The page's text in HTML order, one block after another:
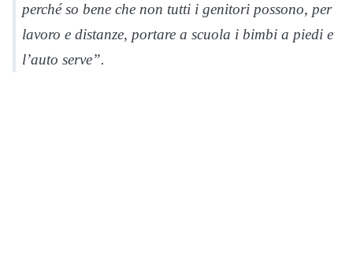
perché so bene che non tutti i genitori possono, per
lavoro e distanze, portare a scuola i bimbi a piedi e
l’auto serve”.